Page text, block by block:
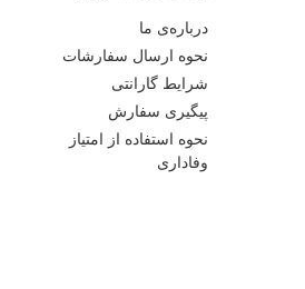
درباره‌ی ما
نحوه ارسال سفارشات
شرایط گارانتی
پیگیری سفارش
نحوه استفاده از امتیاز
وفاداری